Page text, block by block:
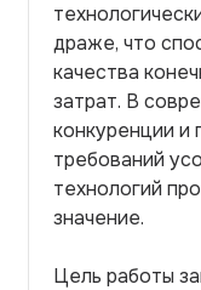
драже, что
качества
затрат. В
конкуренции и
требований
технологий
значение.
Цель работы